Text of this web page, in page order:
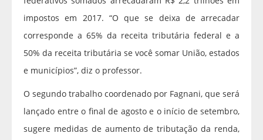
impostos em 2017. “O que se deixa de arrecadar
corresponde a 65% da receita tributária federal e a
50% da receita tributária se você somar União, estados
e municípios”, diz o professor.
O segundo trabalho coordenado por Fagnani, que será
lançado entre o final de agosto e o início de setembro,
sugere medidas de aumento de tributação da renda,